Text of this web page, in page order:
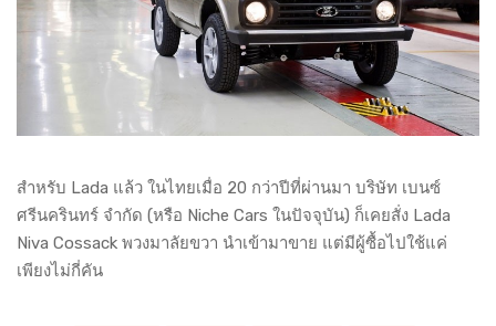
สำหรับ Lada แล้ว ในไทยเมื่อ 20 กว่าปีที่ผ่านมา บริษัท เบนซ์
ศรีนครินทร์ จำกัด (หรือ Niche Cars ในปัจจุบัน) ก็เคยสั่ง Lada
Niva Cossack พวงมาลัยขวา นำเข้ามาขาย แต่มีผู้ซื้อไปใช้แค่
เพียงไม่กี่คัน